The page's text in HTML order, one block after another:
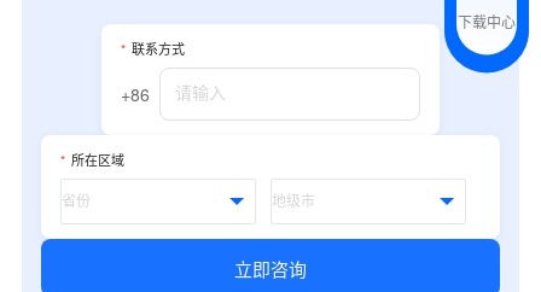
* 联系方式
+86
* 所在区域
立即咨询
下载中心
我是老客户，了解最新优惠